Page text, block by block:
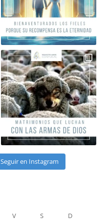
Seguir en Instagram
V S
D